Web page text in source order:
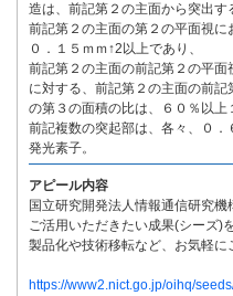
造は、前記第２の主面から突出す
前記第２の主面の第２の平面視に
０．１５ｍｍ↑2以上であり、
前記第２の主面の前記第２の平
に対する、前記第２の主面の前
の第３の面積の比は、６０％以上
前記複数の突起部は、各々、０
発光素子。
アピール内容
国立研究開発法人情報通信研究
ご活用いただきたい成果(シーズ)
製品化や技術移転など、お気軽に
https://www2.nict.go.jp/oihq/